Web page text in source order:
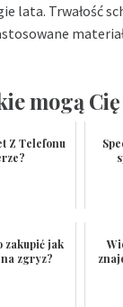
lata. Trwałość
mogą
Z Telefonu
zakupić jak
zgryz?